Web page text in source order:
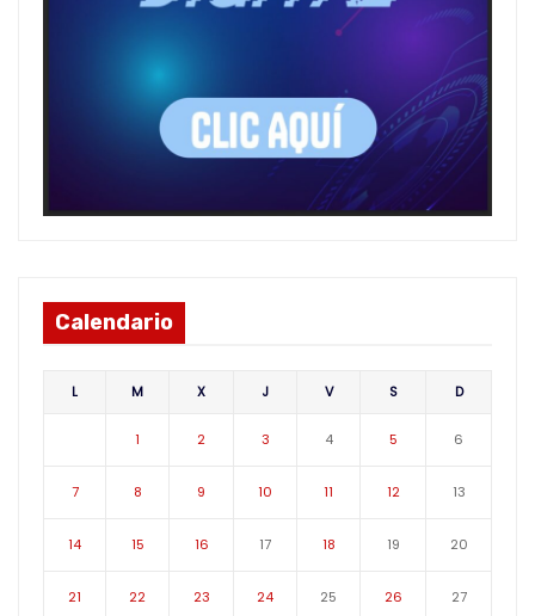
Calendario
L M X J V S D
1 2 3 4 5 6
7 8 9 10 11 12 13
14 15 16 17 18 19 20
21 22 23 24 25 26 27